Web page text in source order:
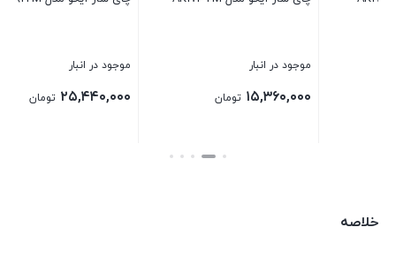
موجود در انبار
۲۵,۴۴۰,۰۰۰ تومان
موجود در انبار
۱۳,۷۶۰,۰۰۰ تومان
بستن
خلاصه